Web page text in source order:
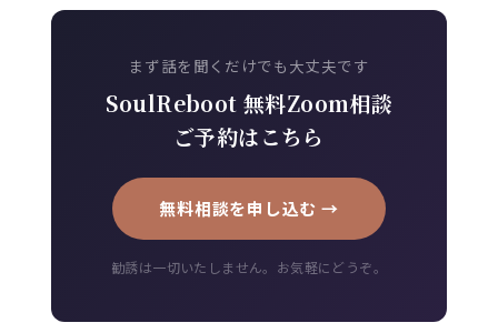
まず話を聞くだけでも大丈夫です
SoulReboot 無料Zoom相談
ご予約はこちら
無料相談を申し込む →
勧誘は一切いたしません。お気軽にどうぞ。